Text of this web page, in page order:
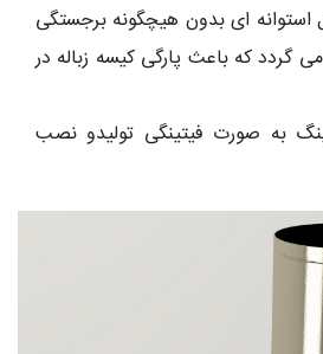
ای بدون هیچگونه برجستگی
گردد که باعث پارگی کیسه زباله در
به صورت فیتینگی تولیدو نصب